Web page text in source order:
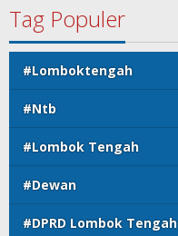
Tag Populer
#Lomboktengah
#Ntb
#Lombok Tengah
#Dewan
#DPRD Lombok Tengah